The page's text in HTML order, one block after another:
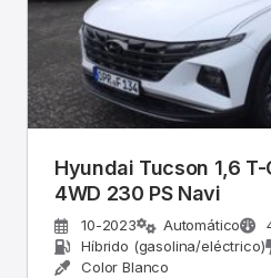
Hyundai Tucson 1,6
4WD 230 PS Navi
10-2023 Automático
Híbrido (gasolina/eléctrico)
Color Blanco